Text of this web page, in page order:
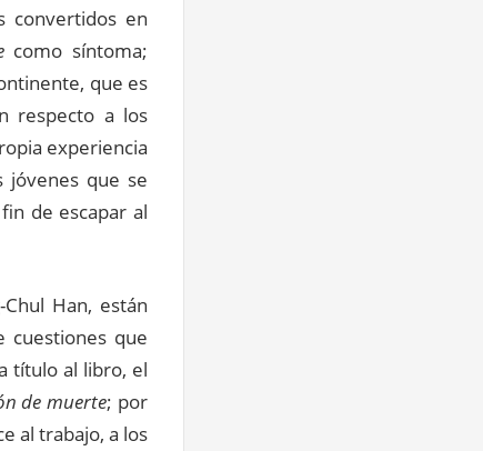
convertidos en
como síntoma;
que es
respecto a los
experiencia
jóvenes que se
de escapar al
Han, están
que
título al libro, el
de muerte; por
al trabajo, a los